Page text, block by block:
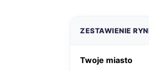
ZESTAWIENIE
Twoje miasto